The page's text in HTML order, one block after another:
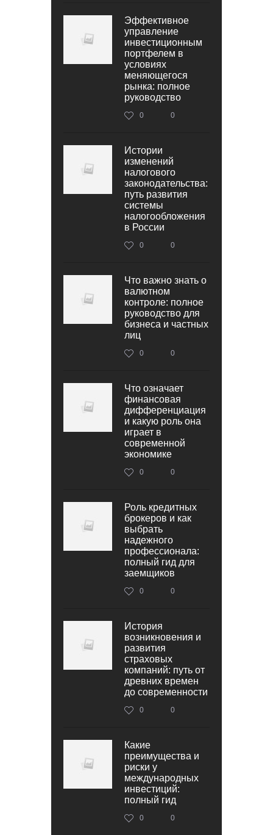
Эффективное
управление
инвестиционным
портфелем в
условиях
меняющегося
рынка: полное
руководство
0 0
Истории
изменений
налогового
законодательства:
путь развития
системы
налогообложения
в России
0 0
Что важно знать о
валютном
контроле: полное
руководство для
бизнеса и частных
лиц
0 0
Что означает
финансовая
дифференциация
и какую роль она
играет в
современной
экономике
0 0
Роль кредитных
брокеров и как
выбрать
надежного
профессионала:
полный гид для
заемщиков
0 0
История
возникновения и
развития
страховых
компаний: путь от
древних времен
до современности
0 0
Какие
преимущества и
риски у
международных
инвестиций:
полный гид
0 0